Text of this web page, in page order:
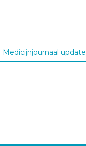
Medicijnjournaal update